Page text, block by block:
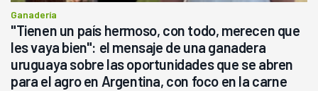
Ganadería
"Tienen un país hermoso, con todo, merecen que
les vaya bien": el mensaje de una ganadera
uruguaya sobre las oportunidades que se abren
para el agro en Argentina, con foco en la carne